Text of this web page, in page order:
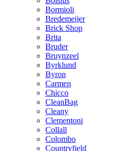
Bormioli
Bredemeijer
Brick Shop
Brita
Bruder
Bruynzeel
Byrklund
Byron
Carmen
Chicco
CleanBag
Cleany
Clementoni
Collall
Colombo
Countryfield